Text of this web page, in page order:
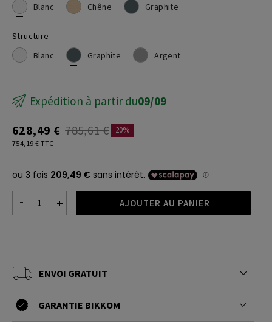
Blanc
Chêne Graphite
Structure
Blanc
Graphite Argent
Expédition à partir du09/09
628,49 € 785,61 € 20%
754,19 € TTC
- + AJOUTER AU PANIER
ENVOI GRATUIT
GARANTIE BIKKOM